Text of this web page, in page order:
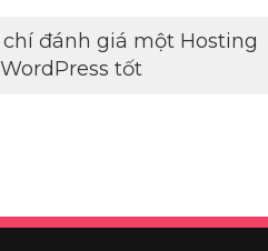
đánh giá một Hosting
WordPress tốt